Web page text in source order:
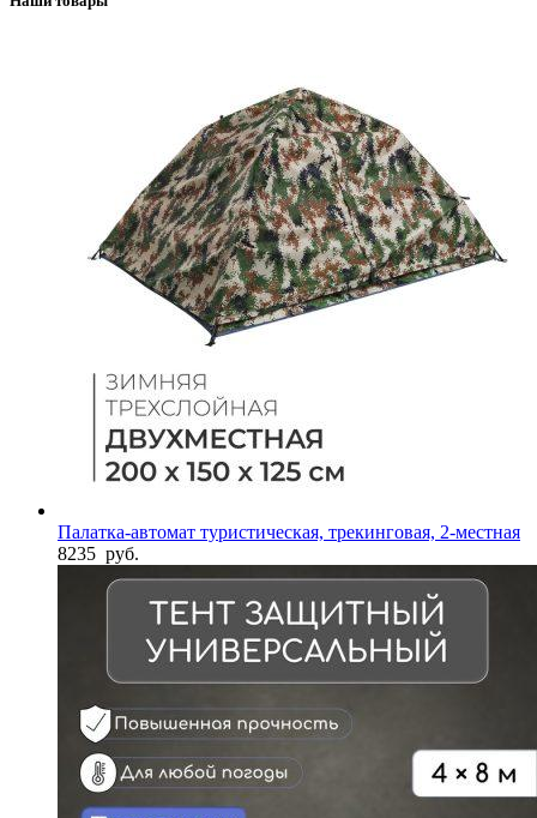
Палатка-автомат туристическая, трекинговая, 2-местная
8235 руб.